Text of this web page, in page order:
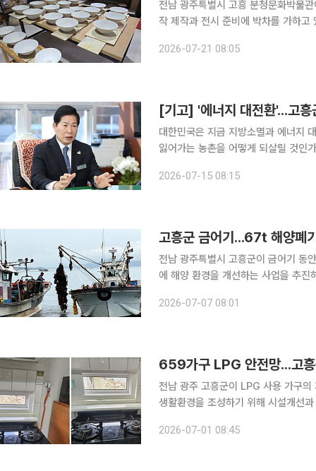
전남 광주특별시 고흥 분청문화박물관이
작 제작과 전시 준비에 박차를 가하고 있다. 세계적인 도예가들의 작품과 박물관이
박물관은 다음달 8일 열리는 '분청문
2026-07-21 08:05
[기고] '에너지 대전환'...고흥
대한민국은 지금 지방소멸과 에너지 대전환이
잃어가는 농촌을 어떻게 되살릴 것인가. 그리고 국가전략산업에 필요한 청정에너지를 어떻게
에서 찾고 있다. 고흥군은
2026-07-15 08:15
고흥군 금어기...67t 해양폐
전남 광주특별시 고흥군이 금어기 동
에 해양 환경을 개선하는 사업을 추진하며 의미
2026-07-07 08:01
659가구 LPG 안전망...고
전남 광주 고흥군이 LPG 사용 가구의 가스 사고를 예
생활환경을 조성하기 위해 시설개선과 안전장치 보급에
2026-07-01 08:45